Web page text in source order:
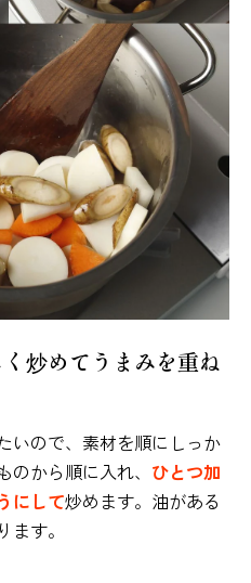
炒めてうまみを重ね
いので、素材を順にしっか
から順に入れ、 ひとつ加
にして炒めます。油がある
す。